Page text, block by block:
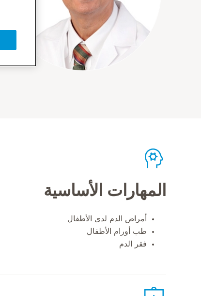
المهارات الأساسية
أمراض الدم لدى الأطفال
طب أورام الأطفال
فقر الدم